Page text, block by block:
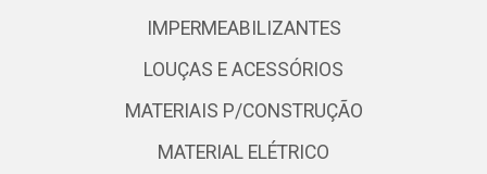
IMPERMEABILIZANTES
LOUÇAS E ACESSÓRIOS
MATERIAIS P/CONSTRUÇÃO
MATERIAL ELÉTRICO